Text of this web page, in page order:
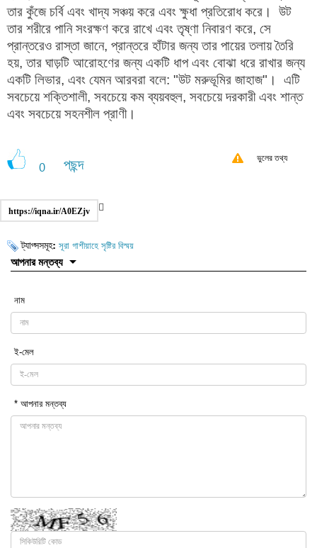
তার কুঁজে চর্বি এবং খাদ্য সঞ্চয় করে এবং ক্ষুধা প্রতিরোধ করে। উট
তার শরীরে পানি সংরক্ষণ করে রাখে এবং তৃষ্ণা নিবারণ করে, সে
প্রান্তরেও রাস্তা জানে, প্রান্তরে হাঁটার জন্য তার পায়ের তলায় তৈরি
হয়, তার ঘাড়টি আরোহণের জন্য একটি ধাপ এবং বোঝা ধরে রাখার জন্য
একটি লিভার, এবং যেমন আরবরা বলে: "উট মরুভূমির জাহাজ"। এটি
সবচেয়ে শক্তিশালী, সবচেয়ে কম ব্যয়বহুল, সবচেয়ে দরকারী এবং শান্ত
এবং সবচেয়ে সহনশীল প্রাণী।
0 পছন্দ ভুলের তথ্য
https://iqna.ir/A0EZjv
ট্যাগ্সসমূহ: সূরা গাশীয়াহে সৃষ্টির বিস্ময়
আপনার মন্তব্য
নাম
ই-মেল
* আপনার মন্তব্য